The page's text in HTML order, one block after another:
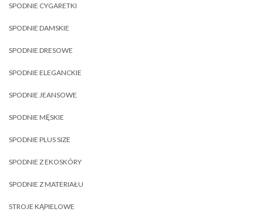
SPODNIE CYGARETKI
SPODNIE DAMSKIE
SPODNIE DRESOWE
SPODNIE ELEGANCKIE
SPODNIE JEANSOWE
SPODNIE MĘSKIE
SPODNIE PLUS SIZE
SPODNIE Z EKOSKÓRY
SPODNIE Z MATERIAŁU
STROJE KĄPIELOWE